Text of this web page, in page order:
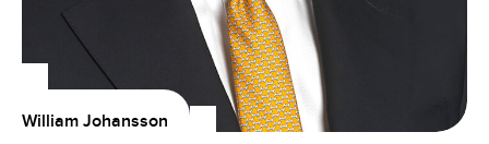
William Johansson